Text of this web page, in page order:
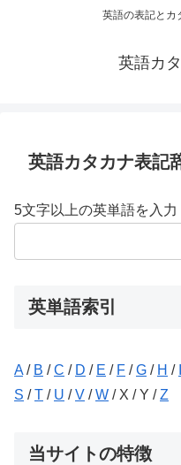
英語の表記とカ
英語カ
英語カタカナ表記
5文字以上の英単語を入力
英単語索引
A / B /C / D / E / F /G / H /
S /T / U /V /W / X / Y /Z
当サイトの特徴